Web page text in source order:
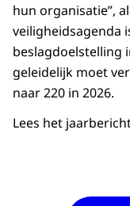
hun organisatie”,
veiligheidsagenda
beslagdoelstelling
geleidelijk moet
naar 220 in 2026.
Lees het